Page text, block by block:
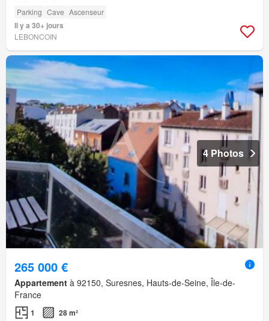
Parking Cave Ascenseur
Il y a 30+ jours
LEBONCOIN
4 Photos
265 000 €
Appartement à 92150, Suresnes, Hauts-de-Seine, Île-de-
France
1 28 m²